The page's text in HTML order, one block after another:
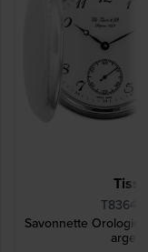
Savonnette Orologio